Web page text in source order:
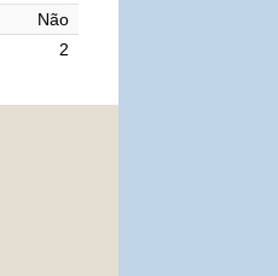
Não
2